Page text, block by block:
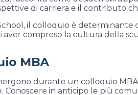
di carriera e il contributo
il colloquio è
compreso la cultura della
MBA
durante un colloquio
in anticipo le più